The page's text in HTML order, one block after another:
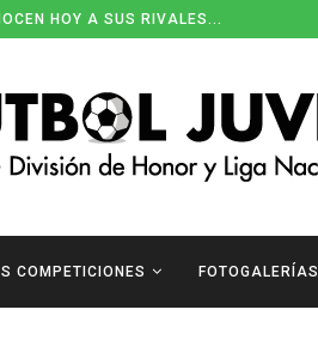
HOY A SUS RIVALES...
COMPETICIONES FOTOGALERÍAS